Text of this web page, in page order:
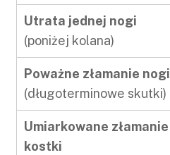
Utrata jednej nogi
(poniżej kolana)
Poważne złamanie nogi
(długoterminowe skutki)
Umiarkowane złamanie
kostki